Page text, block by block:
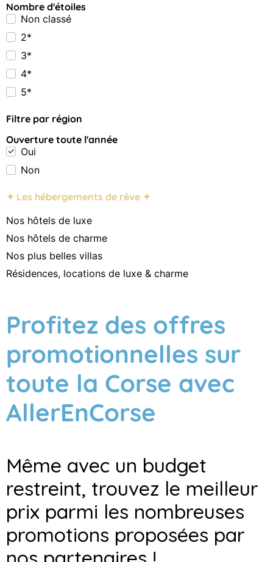
Nombre d'étoiles
Non classé
2*
3*
4*
5*
Filtre par région
Ouverture toute l'année
Oui
Non
✦ Les hébergements de rêve ✦
Nos hôtels de luxe
Nos hôtels de charme
Nos plus belles villas
Résidences, locations de luxe & charme
Profitez des offres
promotionnelles sur
toute la Corse avec
AllerEnCorse
Même avec un budget
restreint, trouvez le meilleur
prix parmi les nombreuses
promotions proposées par